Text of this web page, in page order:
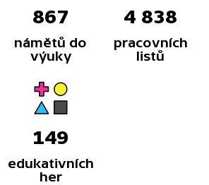
867
námětů do
výuky
4 838
pracovních
listů
149
edukativních
her